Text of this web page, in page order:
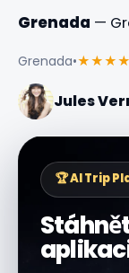
Grenada —
Grenada•
Jules
🏆 AI Trip